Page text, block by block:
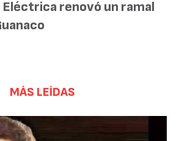
renovó un ramal
MÁS LEÍDAS